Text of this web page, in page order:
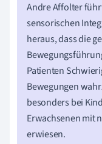
Andre Affolter
sensorischen
heraus, dass die
Patienten
Bewegungen
besonders bei
Erwachsenen mit
erwiesen.